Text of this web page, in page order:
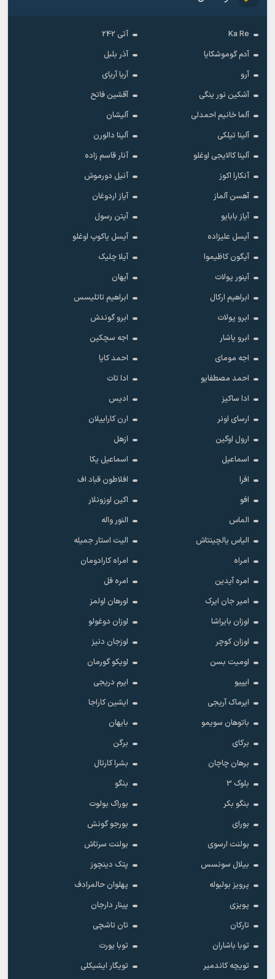
Ka Re
آتی 242
آدم گوموشکایا
آذر بلبل
آرو
آریا آریای
آشکین نور ینگی
آقشین فاتح
آلما خانیم احمدلی
آلیشان
آلینا تیلکی
آلینا دالورن
آلینا کالایجی اوغلو
آنار قاسم زاده
آنکارا اکوز
آنیل دورموش
آهسن آلماز
آیاز اردوغان
آیاز بابایو
آیتن رسول
آیسل علیزاده
آیسل یاکوپ اوغلو
آیگون کاظیموا
آیلا چلیک
آینور پولات
آیهان
ابراهیم ارکال
ابراهیم تاتلیسس
ابرو پولات
ابرو گوندش
ابرو یاشار
اجه سچکین
اجه مومای
احمد کایا
احمد مصطفایو
ادا تات
ادا ساکیز
ادیس
ارسای اونر
ارن کاراییلان
ارول اوگین
ازهل
اسماعیل
اسماعیل یکا
افرا
افلاطون قباد اف
افو
اکین اوزونلار
الماس
النور واله
الیاس یالچینتاش
الیت استار جمیله
امراه
امراه کارادومان
امره آیدین
امره فل
امیر جان ایرک
اورهان اولمز
اوزان بایراشا
اوزان دوغولو
اوزان کوچر
اوزجان دنیز
اومیت بسن
اویکو گورمان
ایپیو
ایرم دریجی
ایرماک آریجی
ایشین کاراجا
باتوهان سویمو
بایهان
برکای
برگن
برهان چاچان
بشرا کارتال
بلوک 3
بنگو
بنگو بکر
بوراک بولوت
بورای
بورجو گونش
بولنت ارسوی
بولنت سرتاش
بیلال سونسس
پتک دینچوز
پرویز بولبوله
پهلوان حالمرادف
پویزی
پینار دارجان
تارکان
تان تاشچی
توبا باشاران
توبا یورت
تویچه کاندمیر
تویگار ایشیکلی